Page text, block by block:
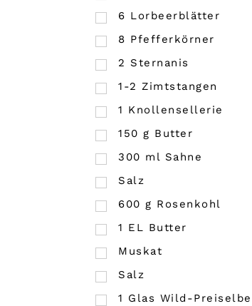
6 Lorbeerblätter
8 Pfefferkörner
2 Sternanis
1-2 Zimtstangen
1 Knollensellerie
150 g Butter
300 ml Sahne
Salz
600 g Rosenkohl
1 EL Butter
Muskat
Salz
1 Glas Wild-